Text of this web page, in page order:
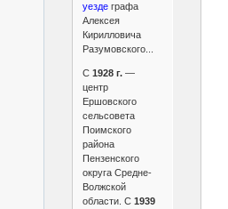
уездеграфа
Алексея
Кирилловича
Разумовского...
C 1928 г.—
центр
Ершовского
сельсовета
Поимского
района
Пензенского
округа Средне-
Волжской
области. C 1939